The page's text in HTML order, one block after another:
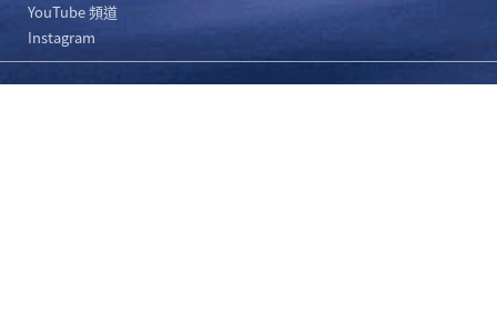
YouTube 頻道
Instagram